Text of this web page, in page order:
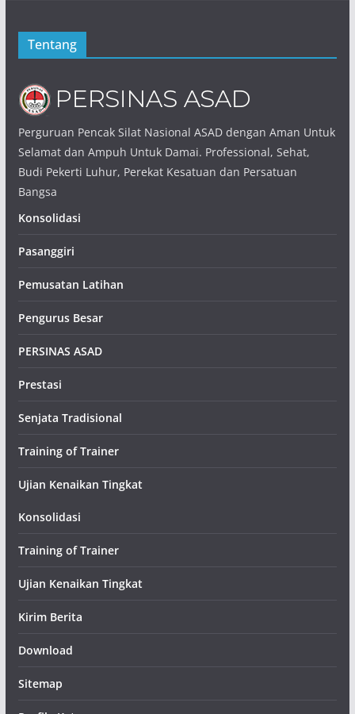
Tentang
Perguruan Pencak Silat Nasional ASAD dengan Aman Untuk
Selamat dan Ampuh Untuk Damai. Professional, Sehat,
Budi Pekerti Luhur, Perekat Kesatuan dan Persatuan
Bangsa
Konsolidasi
Pasanggiri
Pemusatan Latihan
Pengurus Besar
PERSINAS ASAD
Prestasi
Senjata Tradisional
Training of Trainer
Ujian Kenaikan Tingkat
Konsolidasi
Training of Trainer
Ujian Kenaikan Tingkat
Kirim Berita
Download
Sitemap